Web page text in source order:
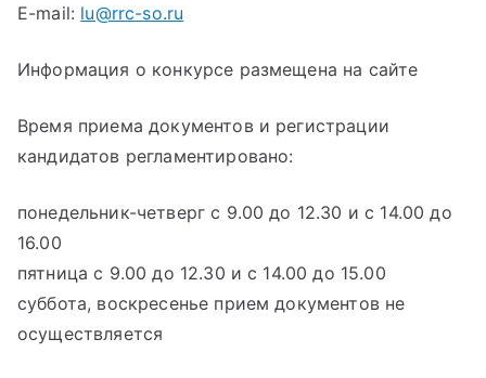
E-mail: lu@rrc-so.ru
Информация о конкурсе размещена на сайте
Время приема документов и регистрации
кандидатов регламентировано:
понедельник-четверг с 9.00 до 12.30 и с 14.00 до
16.00
пятница с 9.00 до 12.30 и с 14.00 до 15.00
суббота, воскресенье прием документов не
осуществляется